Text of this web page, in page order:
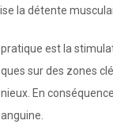
la détente
est la
sur des zones
En